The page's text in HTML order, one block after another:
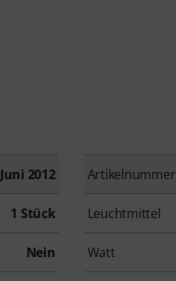
Juni 2012 Artikelnummer
1 Stück Leuchtmittel
Nein Watt